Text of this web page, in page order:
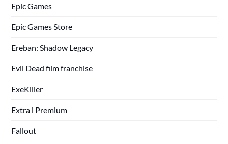
Epic Games
Epic Games Store
Ereban: Shadow Legacy
Evil Dead film franchise
ExeKiller
Extra i Premium
Fallout